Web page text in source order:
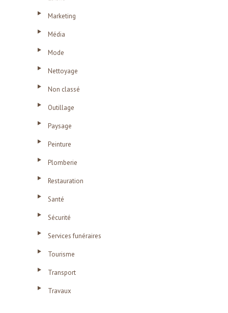
Marketing
Média
Mode
Nettoyage
Non classé
Outillage
Paysage
Peinture
Plomberie
Restauration
Santé
Sécurité
Services funéraires
Tourisme
Transport
Travaux